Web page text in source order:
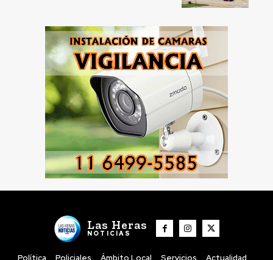
Las Heras
NOTICIAS
Política Policiales Ámbito Local Servicios Actualidad